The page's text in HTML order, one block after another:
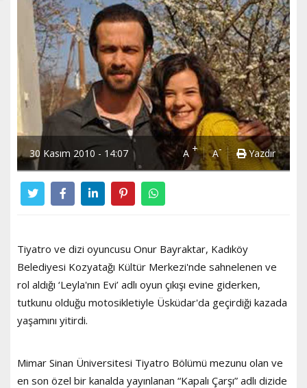
30 Kasım 2010 - 14:07 A + A- Yazdır
Tiyatro ve dizi oyuncusu Onur Bayraktar, Kadıköy
Belediyesi Kozyatağı Kültür Merkezi'nde sahnelenen ve
rol aldığı ‘Leyla'nın Evi’ adlı oyun çıkışı evine giderken,
tutkunu olduğu motosikletiyle Üsküdar'da geçirdiği kazada
yaşamını yitirdi.
Mimar Sinan Üniversitesi Tiyatro Bölümü mezunu olan ve
en son özel bir kanalda yayınlanan “Kapalı Çarşı” adlı dizide